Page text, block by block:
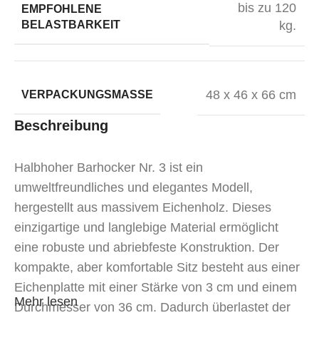
EMPFOHLENE
BELASTBARKEIT
bis zu 120
kg.
VERPACKUNGSMASSE 48 x 46 x 66 cm
Beschreibung
Halbhoher Barhocker Nr. 3 ist ein
umweltfreundliches und elegantes Modell,
hergestellt aus massivem Eichenholz. Dieses
einzigartige und langlebige Material ermöglicht
eine robuste und abriebfeste Konstruktion. Der
kompakte, aber komfortable Sitz besteht aus einer
Eichenplatte mit einer Stärke von 3 cm und einem
Durchmesser von 36 cm. Dadurch überlastet der
Mehr lesen